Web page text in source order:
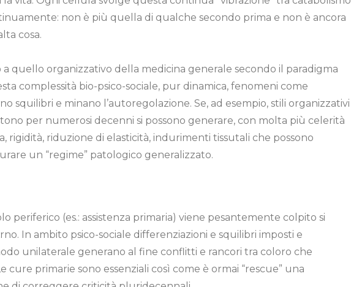
non è più quella di qualche secondo prima e non è ancora
cosa.
a quello organizzativo della medicina generale secondo il paradigma
complessità bio-psico-sociale, pur dinamica, fenomeni come
squilibri e minano l’autoregolazione. Se, ad esempio, stili organizzativi
per numerosi decenni si possono generare, con molta più celerità
rigidità, riduzione di elasticità, indurimenti tissutali che possono
un “regime” patologico generalizzato.
periferico (es.: assistenza primaria) viene pesantemente colpito si
In ambito psico-sociale differenziazioni e squilibri imposti e
unilaterale generano al fine conflitti e rancori tra coloro che
cure primarie sono essenziali così come è ormai “rescue” una